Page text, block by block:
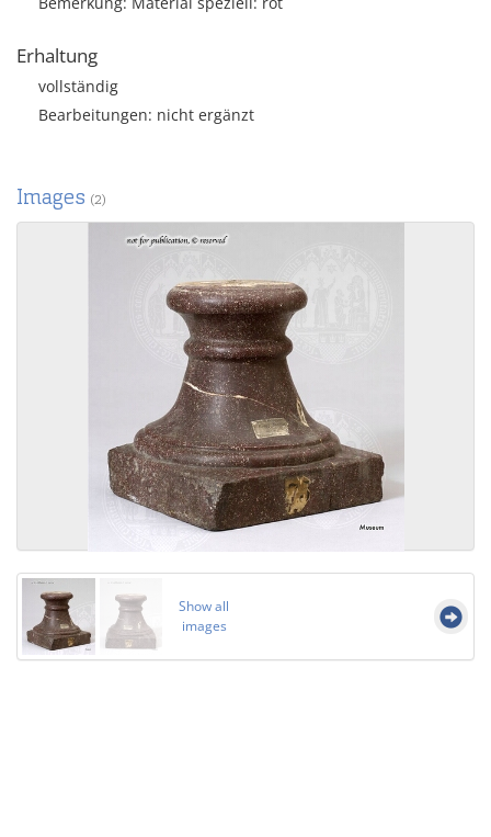
Erhaltung
vollständig
Bearbeitungen: nicht ergänzt
Images (2)
Show all
images